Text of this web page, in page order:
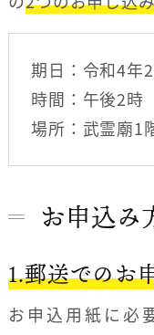
期日：令和4年2
時間：午後2時
場所：武霊廟1
お申込み
1.郵送でのお
お申込用紙に必